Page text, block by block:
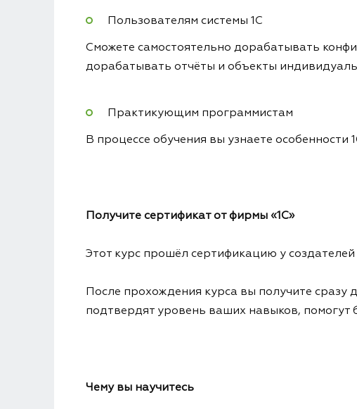
Пользователям системы 1С
Сможете самостоятельно дорабатывать
дорабатывать отчёты и объекты
Практикующим программистам
В процессе обучения вы узнаете
Получите сертификат от фирмы «1С»
Этот курс прошёл сертификацию у
После прохождения курса вы получите сразу
подтвердят уровень ваших навыков, помогут
Чему вы научитесь